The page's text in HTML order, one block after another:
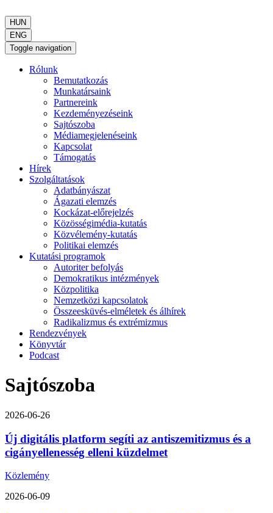
HUN
ENG
Toggle navigation
Rólunk
Bemutatkozás
Munkatársaink
Partnereink
Kezdeményezéseink
Sajtószoba
Médiamegjelenéseink
Kapcsolat
Támogatás
Hírek
Szolgáltatások
Adatbányászat
Ágazati elemzés
Kockázat-előrejelzés
Közösségimédia-kutatás
Közvélemény-kutatás
Politikai elemzés
Kutatási programok
Autoriter befolyás
Demokratikus intézmények
Közpolitika
Nemzetközi kapcsolatok
Összeesküvés-elméletek és álhírek
Radikalizmus és extrémizmus
Rendezvények
Könyvtár
Podcast
Sajtószoba
2026-06-26
Új digitális platform segíti az antiszemitizmus és a
cigányellenesség elleni küzdelmet
Közlemény
2026-06-09